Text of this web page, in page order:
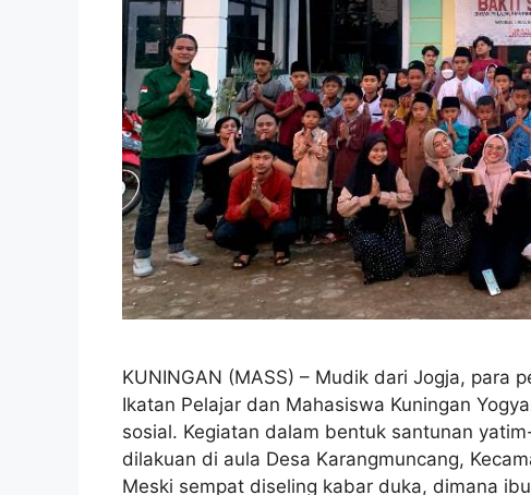
KUNINGAN (MASS) – Mudik dari Jogja, para
Ikatan Pelajar dan Mahasiswa Kuningan
sosial. Kegiatan dalam bentuk santunan
dilakuan di aula Desa Karangmuncang,
Meski sempat diseling kabar duka, dimana